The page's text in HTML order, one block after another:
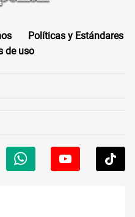
Políticas y Estándares
de uso